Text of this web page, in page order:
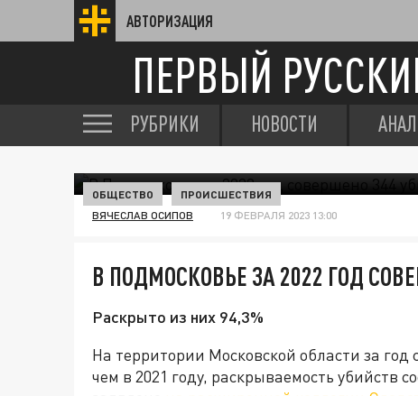
АВТОРИЗАЦИЯ
ПЕРВЫЙ
РУБРИКИ НОВОСТИ
ОБЩЕСТВО ПРОИСШЕСТВИЯ
ВЯЧЕСЛАВ ОСИПОВ 19 ФЕВРАЛЯ 2023 13:00
В ПОДМОСКОВЬЕ ЗА 2022 ГОД
Раскрыто из них 94,3%
На территории Московской области за
чем в 2021 году, раскрываемость убийств